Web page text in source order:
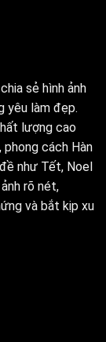
sẻ hình ảnh
yêu làm đẹp.
lượng cao
phong cách Hàn
như Tết, Noel
rõ nét,
và bắt kịp xu